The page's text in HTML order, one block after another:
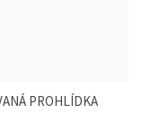
PROHLÍDKA